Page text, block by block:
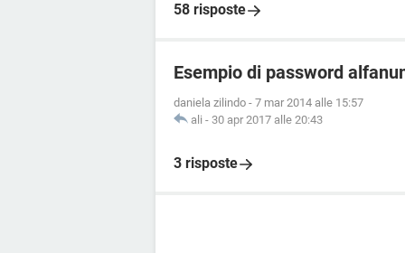
58 risposte
Esempio di password
daniela zilindo - 7 mar 2014 alle 15:57
ali - 30 apr 2017 alle 20:43
3 risposte